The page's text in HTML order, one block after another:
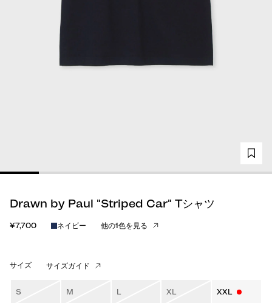
Drawn by Paul "Striped Car" Tシャツ
¥7,700 ネイビー 他の1色を見る
サイズ サイズガイド
S M L XL XXL